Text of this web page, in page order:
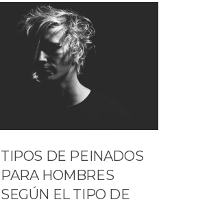
TIPOS DE PEINADOS
PARA HOMBRES
SEGÚN EL TIPO DE